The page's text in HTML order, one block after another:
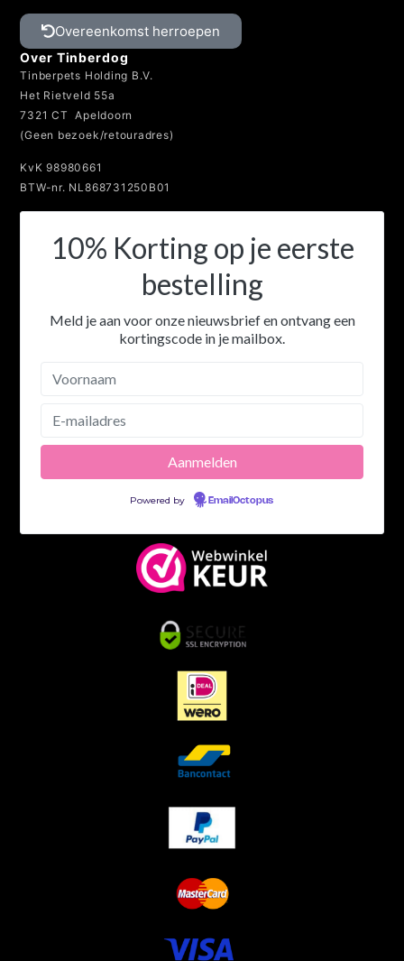
Overeenkomst herroepen
Over Tinberdog
Tinberpets Holding B.V.
Het Rietveld 55a
7321 CT Apeldoorn
(Geen bezoek/retouradres)
KvK 98980661
BTW-nr. NL868731250B01
10% Korting op je eerste
bestelling
Meld je aan voor onze nieuwsbrief en ontvang een
kortingscode in je mailbox.
Powered by EmailOctopus